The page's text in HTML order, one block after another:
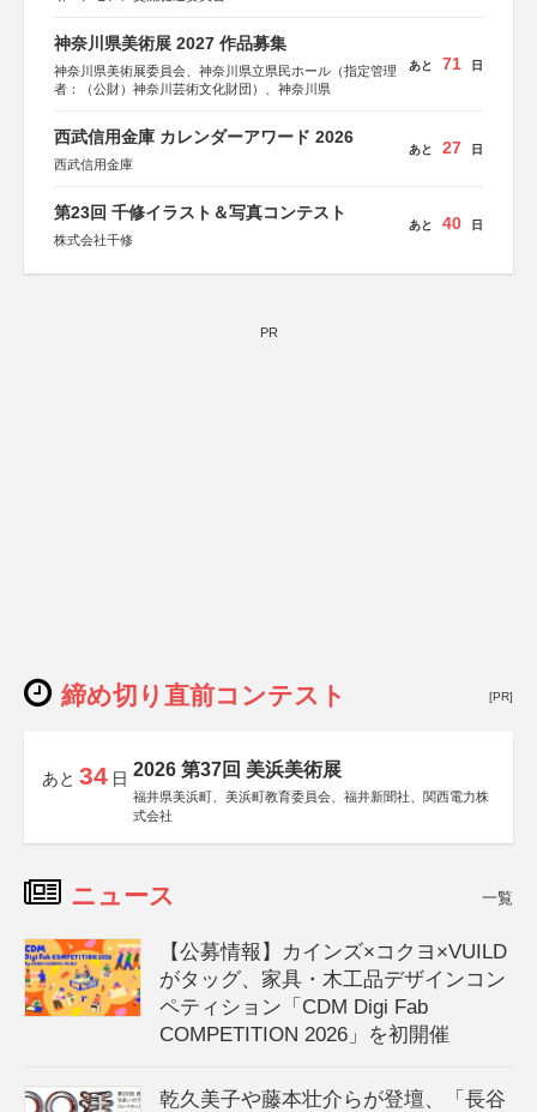
神奈川県美術展 2027 作品募集
神奈川県美術展委員会、神奈川県立県民ホール（指定管理
者：（公財）神奈川芸術文化財団）、神奈川県
あと 71 日
西武信用金庫 カレンダーアワード 2026
西武信用金庫
あと 27 日
第23回 千修イラスト＆写真コンテスト
株式会社千修
あと 40 日
PR
締め切り直前コンテスト [PR]
あと 34 日 2026 第37回 美浜美術展
福井県美浜町、美浜町教育委員会、福井新聞社、関西電力株
式会社
ニュース 一覧
【公募情報】カインズ×コクヨ×VUILD
がタッグ、家具・木工品デザインコン
ペティション「CDM Digi Fab
COMPETITION 2026」を初開催
乾久美子や藤本壮介らが登壇、「長谷